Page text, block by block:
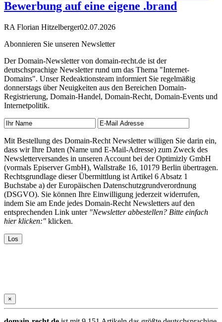
Bewerbung auf eine eigene .brand
RA Florian Hitzelberger02.07.2026
Abonnieren Sie unseren Newsletter
Der Domain-Newsletter von domain-recht.de ist der
deutschsprachige Newsletter rund um das Thema "Internet-
Domains". Unser Redeaktionsteam informiert Sie regelmäßig
donnerstags über Neuigkeiten aus den Bereichen Domain-
Registrierung, Domain-Handel, Domain-Recht, Domain-Events und
Internetpolitik.
Mit Bestellung des Domain-Recht Newsletter willigen Sie darin ein,
dass wir Ihre Daten (Name und E-Mail-Adresse) zum Zweck des
Newsletterversandes in unseren Account bei der Optimizly GmbH
(vormals Episerver GmbH), Wallstraße 16, 10179 Berlin übertragen.
Rechtsgrundlage dieser Übermittlung ist Artikel 6 Absatz 1
Buchstabe a) der Europäischen Datenschutzgrundverordnung
(DSGVO). Sie können Ihre Einwilligung jederzeit widerrufen,
indem Sie am Ende jedes Domain-Recht Newsletters auf den
entsprechenden Link unter "Newsletter abbestellen? Bitte einfach
hier klicken:" klicken.
×